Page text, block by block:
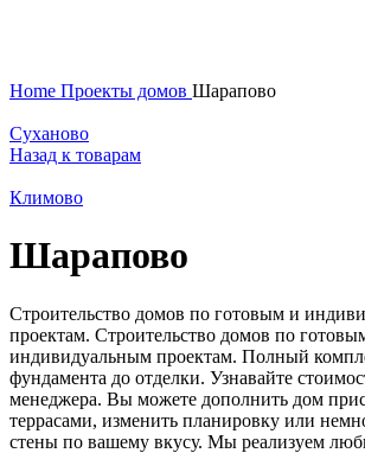
Home Проекты домов Шарапово
Суханово
Назад к товарам
Климово
Шарапово
Строительство домов по готовым и
проектам. Строительство домов по
индивидуальным проектам. Полный
фундамента до отделки. Узнавайте
менеджера. Вы можете дополнить дом
террасами, изменить планировку или
стены по вашему вкусу. Мы реализуем